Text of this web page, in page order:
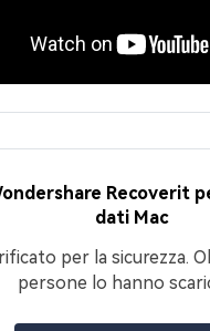
Recoverit
dati Mac
per la sicurezza.
persone lo hanno